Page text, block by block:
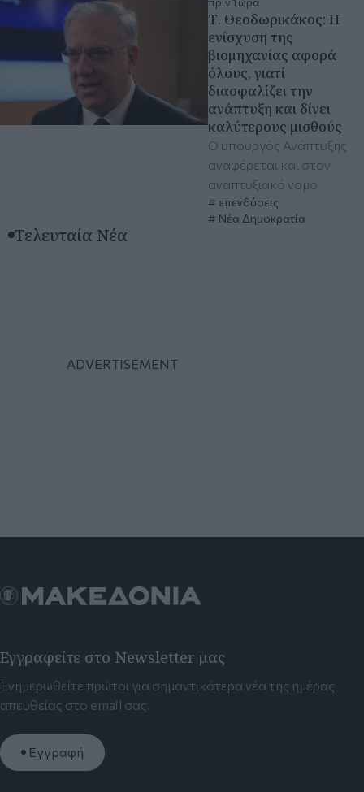
πριν 1 ώρα
Τ. Θεοδωρικάκος: Η
ενίσχυση της
βιομηχανίας αφορά
όλους, γιατί
διασφαλίζει την
ανάπτυξη και δίνει
καλύτερους μισθούς
Ο υπουργός Ανάπτυξης
αναφέρεται και στον
αναπτυξιακό νομο
επενδύσεις
Νέα Δημοκρατία
Τελευταία Νέα
Εγγραφείτε στο Newsletter μας
Ενημερωθείτε πρώτοι για σημαντικότερα νέα της ημέρας
απευθείας στο email σας.
Εγγραφή